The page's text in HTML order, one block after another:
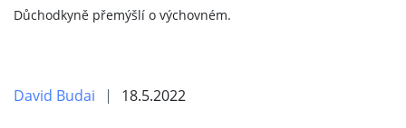
Důchodkyně přemýšlí o výchovném.
David Budai 18.5.2022